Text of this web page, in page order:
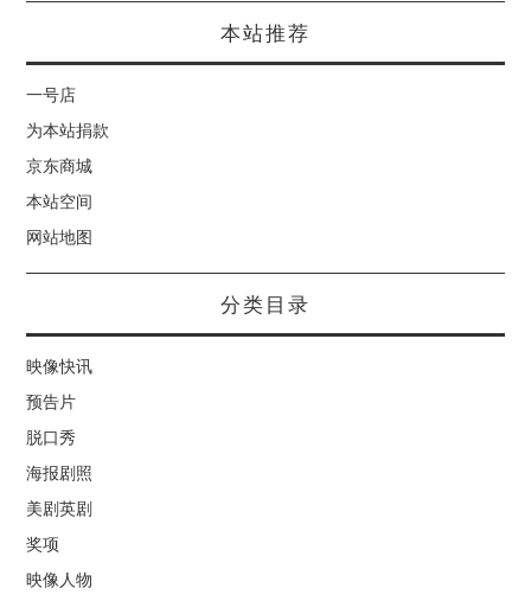
本站推荐
一号店
为本站捐款
京东商城
本站空间
网站地图
分类目录
映像快讯
预告片
脱口秀
海报剧照
美剧英剧
奖项
映像人物